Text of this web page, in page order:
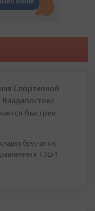
Спортивной
Владивостоке
быстрее
брусчатки,
к ТЭЦ-1